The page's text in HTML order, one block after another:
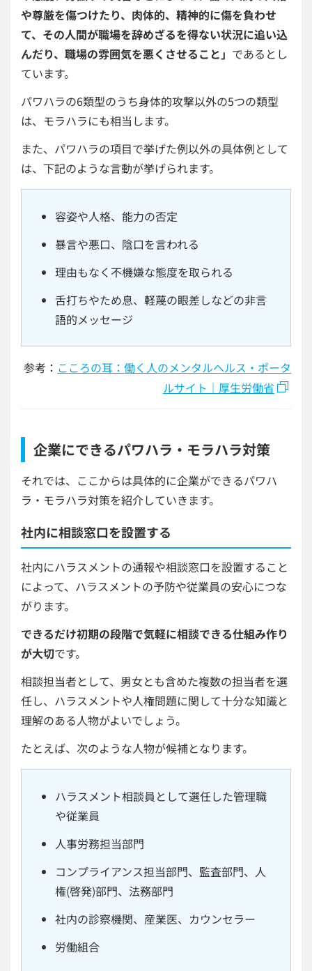
や尊厳を傷つけたり、肉体的、精神的に傷を負わせ
て、その人間が職場を辞めざるを得ない状況に追い込
んだり、職場の雰囲気を悪くさせること」 であるとし
ています。
パワハラの6類型のうち身体的攻撃以外の5つの類型
は、モラハラにも相当します。
また、パワハラの項目で挙げた例以外の具体例として
は、下記のような言動が挙げられます。
容姿や人格、能力の否定
暴言や悪口、陰口を言われる
理由もなく不機嫌な態度を取られる
舌打ちやため息、軽蔑の眼差しなどの非言
語的メッセージ
参考： こころの耳：働く人のメンタルヘルス・ポータ
ルサイト｜厚生労働省
企業にできるパワハラ・モラハラ対策
それでは、ここからは具体的に企業ができるパワハ
ラ・モラハラ対策を紹介していきます。
社内に相談窓口を設置する
社内にハラスメントの通報や相談窓口を設置すること
によって、ハラスメントの予防や従業員の安心につな
がります。
できるだけ初期の段階で気軽に相談できる仕組み作り
が大切です。
相談担当者として、男女とも含めた複数の担当者を選
任し、ハラスメントや人権問題に関して十分な知識と
理解のある人物がよいでしょう。
たとえば、次のような人物が候補となります。
ハラスメント相談員として選任した管理職
や従業員
人事労務担当部門
コンプライアンス担当部門、監査部門、人
権(啓発)部門、法務部門
社内の診察機関、産業医、カウンセラー
労働組合